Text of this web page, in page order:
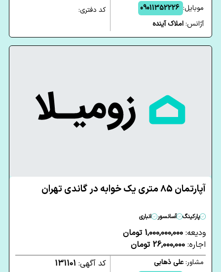
موبایل: 09011352226
آژانس:املاک آینده
کد دفتری:
آپارتمان 85 متری یک خوابه در گاندی تهران
پارکینگ آسانسور انباری
ودیعه: 1,000,000,000 تومان
اجاره: 26,000,000 تومان
مشاور:علی ذهابی
کد آگهی: 131101